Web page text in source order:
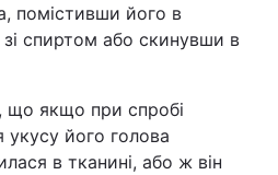
помістивши його в
зі спиртом або скинувши в
що якщо при спробі
укусу його голова
в тканині, або ж він